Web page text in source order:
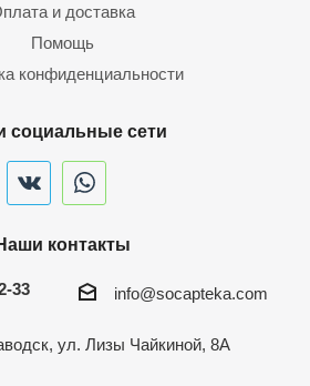
и доставка
Помощь
конфиденциальности
социальные сети
контакты
33 info@socapteka.com
ул. Лизы Чайкиной, 8А